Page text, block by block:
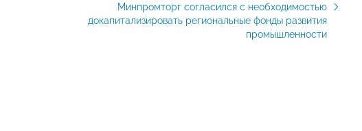
Минпромторг согласился с необходимостью
докапитализировать региональные фонды развития
промышленности